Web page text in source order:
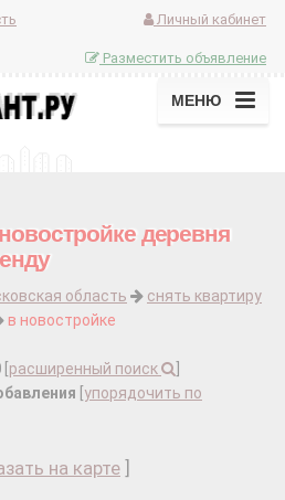
Личный кабинет
Разместить объявление
МЕНЮ
деревня
область
снять квартиру
в новостройке
расширенный поиск
упорядочить по
на карте